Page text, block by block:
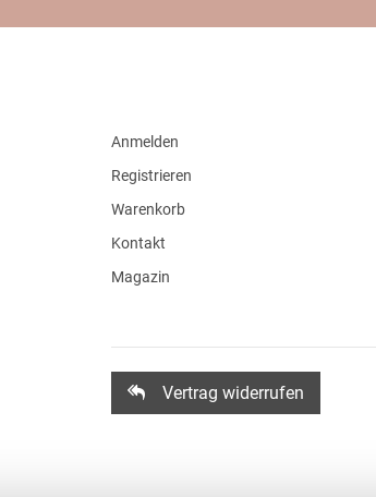
Anmelden
Registrieren
Warenkorb
Kontakt
Magazin
Vertrag widerrufen